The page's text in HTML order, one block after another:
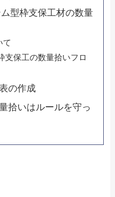
ム型枠支保工材の数量
て
支保工の数量拾いフロ
の作成
拾いはルールを守っ